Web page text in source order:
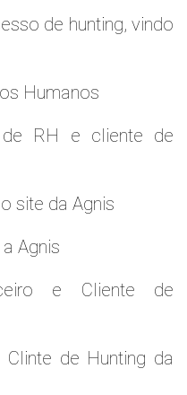
de hunting, vindo
Humanos
RH e cliente de
site da Agnis
Agnis
e Cliente de
de Hunting da